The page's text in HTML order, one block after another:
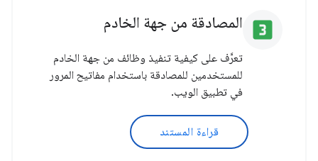
looks_3 المصادقة من جهة الخادم
تعرَّف على كيفية تنفيذ وظائف من جهة الخادم
للمستخدمين للمصادقة باستخدام مفاتيح المرور
في تطبيق الويب.
قراءة المستند